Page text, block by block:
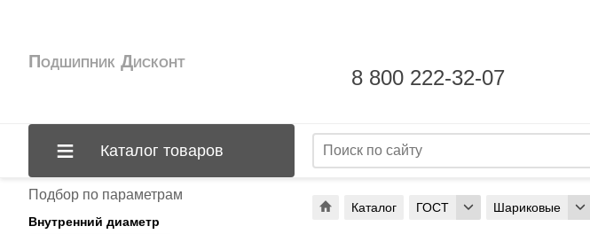
Каталог ГОСТ Шариковые
Подбор по параметрам
Внутренний диаметр
Подшипник Дисконт
8 800 222-32-07
Каталог товаров